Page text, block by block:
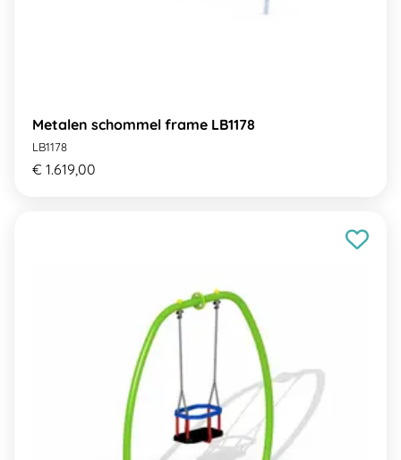
Metalen schommel frame LB1178
LB1178
€ 1.619,00